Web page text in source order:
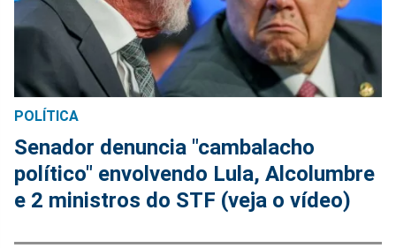
POLÍTICA
Senador denuncia "cambalacho
político" envolvendo Lula, Alcolumbre
e 2 ministros do STF (veja o vídeo)